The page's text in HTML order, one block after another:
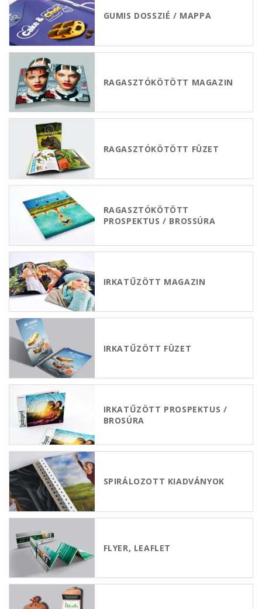
GUMIS DOSSZIÉ / MAPPA
RAGASZTÓKÖTÖTT MAGAZIN
RAGASZTÓKÖTÖTT FÜZET
RAGASZTÓKÖTÖTT
PROSPEKTUS / BROSSÚRA
IRKATŰZÖTT MAGAZIN
IRKATŰZÖTT FÜZET
IRKATŰZÖTT PROSPEKTUS /
BROSÚRA
SPIRÁLOZOTT KIADVÁNYOK
FLYER, LEAFLET